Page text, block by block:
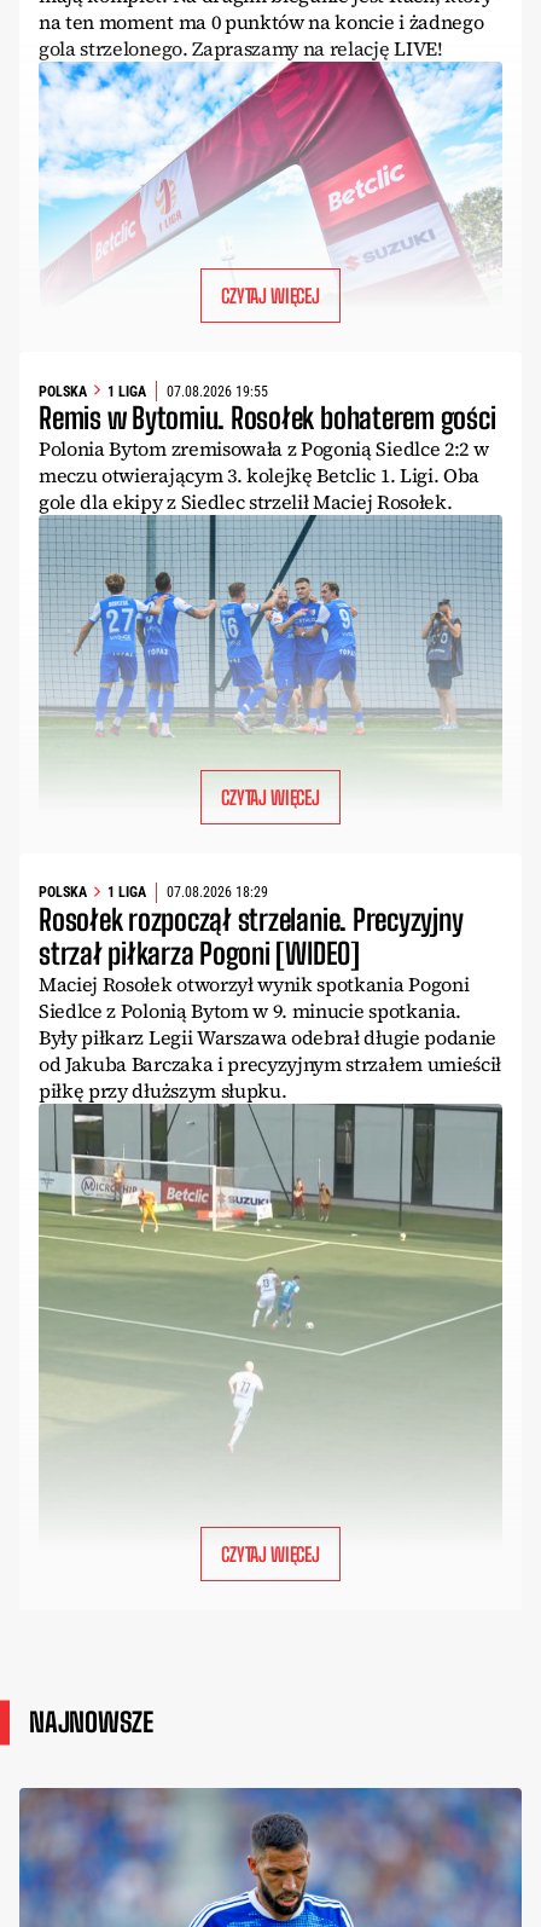
na ten moment ma 0 punktów na koncie i żadnego
gola strzelonego. Zapraszamy na relację LIVE!
CZYTAJ WIĘCEJ
POLSKA 1 LIGA 07.08.2026 19:55
Remis w Bytomiu. Rosołek bohaterem gości
Polonia Bytom zremisowała z Pogonią Siedlce 2:2 w
meczu otwierającym 3. kolejkę Betclic 1. Ligi. Oba
gole dla ekipy z Siedlec strzelił Maciej Rosołek.
CZYTAJ WIĘCEJ
POLSKA 1 LIGA 07.08.2026 18:29
Rosołek rozpoczął strzelanie. Precyzyjny
strzał piłkarza Pogoni [WIDEO]
Maciej Rosołek otworzył wynik spotkania Pogoni
Siedlce z Polonią Bytom w 9. minucie spotkania.
Były piłkarz Legii Warszawa odebrał długie podanie
od Jakuba Barczaka i precyzyjnym strzałem umieścił
piłkę przy dłuższym słupku.
CZYTAJ WIĘCEJ
NAJNOWSZE